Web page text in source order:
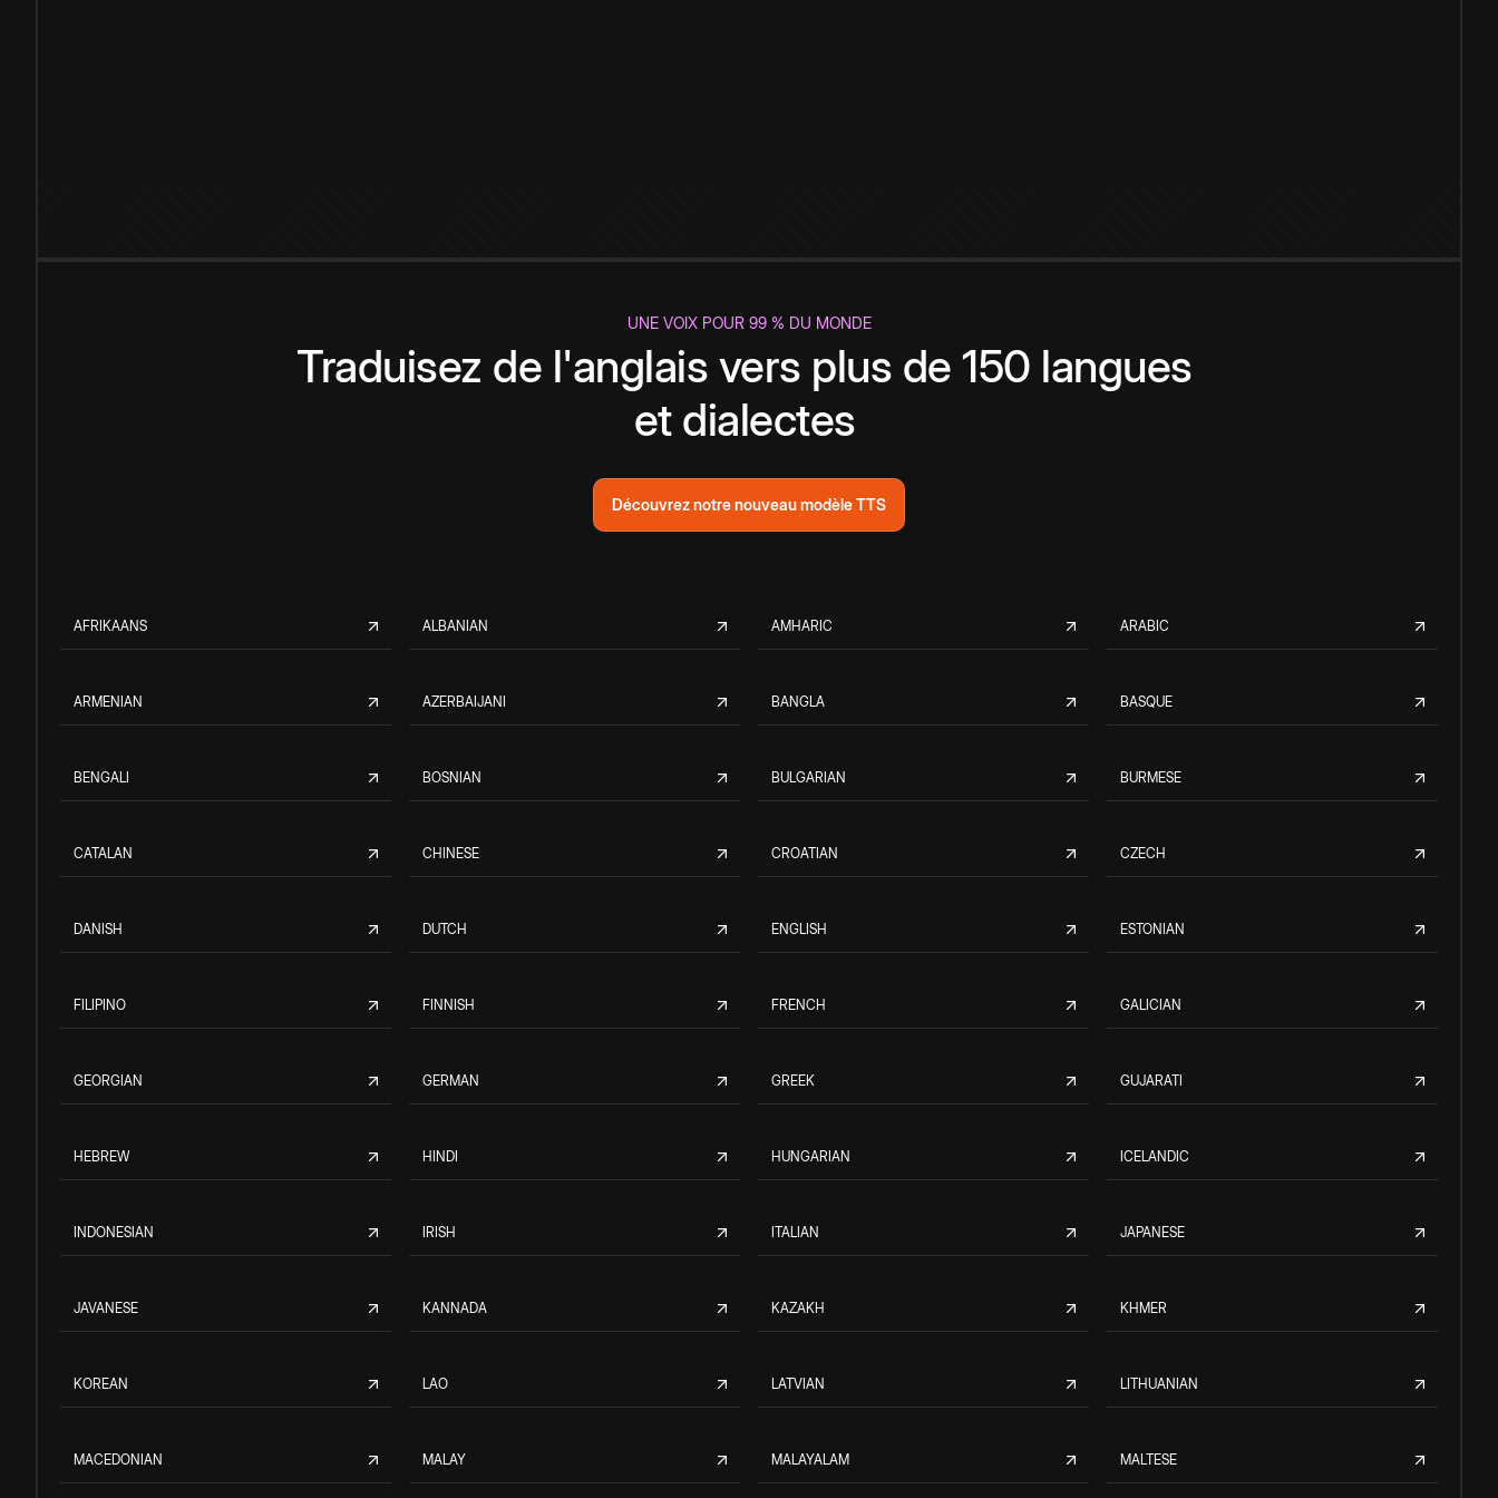
UNE VOIX POUR 99 % DU MONDE
Traduisez de l'anglais vers plus de 150 langues
et dialectes
Découvrez notre nouveau modèle TTS
AFRIKAANS ALBANIAN AMHARIC ARABIC
ARMENIAN AZERBAIJANI BANGLA BASQUE
BENGALI BOSNIAN BULGARIAN BURMESE
CATALAN CHINESE CROATIAN CZECH
DANISH DUTCH ENGLISH ESTONIAN
FILIPINO FINNISH FRENCH GALICIAN
GEORGIAN GERMAN GREEK GUJARATI
HEBREW HINDI HUNGARIAN ICELANDIC
INDONESIAN IRISH ITALIAN JAPANESE
JAVANESE KANNADA KAZAKH KHMER
KOREAN LAO LATVIAN LITHUANIAN
MACEDONIAN MALAY MALAYALAM MALTESE